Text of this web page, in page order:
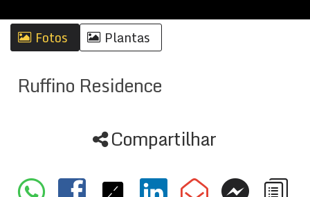
Fotos Plantas
Ruffino Residence
Compartilhar